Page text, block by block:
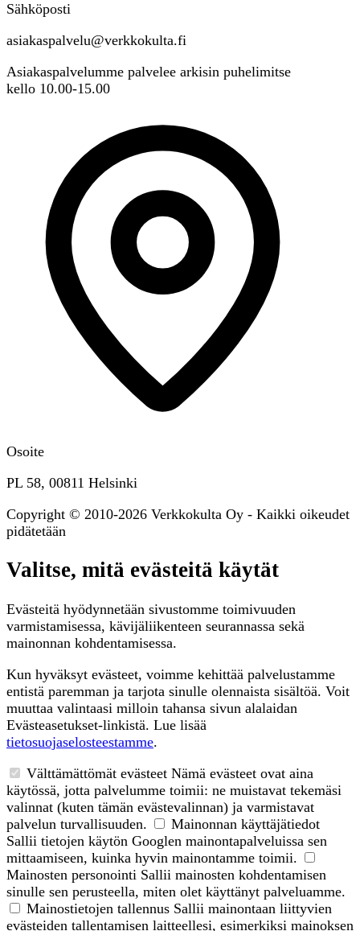
Sähköposti
asiakaspalvelu@verkkokulta.fi
Asiakaspalvelumme palvelee arkisin puhelimitse
kello 10.00-15.00
Osoite
PL 58, 00811 Helsinki
Copyright © 2010-2026 Verkkokulta Oy - Kaikki oikeudet
pidätetään
Valitse, mitä evästeitä käytät
Evästeitä hyödynnetään sivustomme toimivuuden
varmistamisessa, kävijäliikenteen seurannassa sekä
mainonnan kohdentamisessa.
Kun hyväksyt evästeet, voimme kehittää palvelustamme
entistä paremman ja tarjota sinulle olennaista sisältöä. Voit
muuttaa valintaasi milloin tahansa sivun alalaidan
Evästeasetukset-linkistä. Lue lisää
tietosuojaselosteestamme.
Välttämättömät evästeet Nämä evästeet ovat aina
käytössä, jotta palvelumme toimii: ne muistavat tekemäsi
valinnat (kuten tämän evästevalinnan) ja varmistavat
palvelun turvallisuuden.
Mainonnan käyttäjätiedot
Sallii tietojen käytön Googlen mainontapalveluissa sen
mittaamiseen, kuinka hyvin mainontamme toimii.
Mainosten personointi Sallii mainosten kohdentamisen
sinulle sen perusteella, miten olet käyttänyt palveluamme.
Mainostietojen tallennus Sallii mainontaan liittyvien
evästeiden tallentamisen laitteellesi, esimerkiksi mainoksen